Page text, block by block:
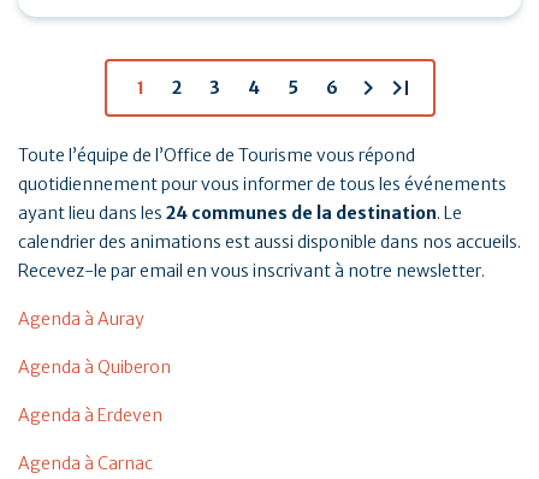
1 2 3 4 5 6 chevron_right last_page
Toute l’équipe de l’Office de Tourisme vous répond
quotidiennement pour vous informer de tous les événements
ayant lieu dans les 24 communes de la destination. Le
calendrier des animations est aussi disponible dans nos accueils.
Recevez-le par email en vous inscrivant à notre newsletter.
Agenda à Auray
Agenda à Quiberon
Agenda à Erdeven
Agenda à Carnac